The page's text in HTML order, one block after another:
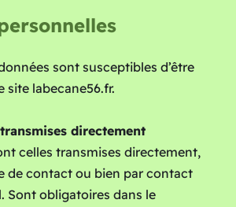
sont susceptibles d’être
site labecane56.fr.
directement
celles transmises directement,
de contact ou bien par contact
Sont obligatoires dans le